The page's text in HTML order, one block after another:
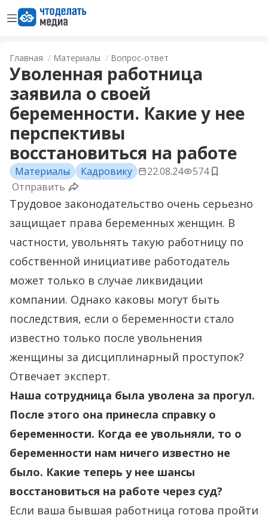
Открыть менюПерейти на главную страницу
Главная Материалы Вопрос-ответ
Уволенная работница
заявила о своей
беременности. Какие у нее
перспективы
восстановиться на работе
Материалы Кадровику 22.08.24 574 Добавить
Отправить
Трудовое законодательство очень серьезно
защищает права беременных женщин. В
частности, увольнять такую работницу по
собственной инициативе работодатель
может только в случае ликвидации
компании. Однако каковы могут быть
последствия, если о беременности стало
известно только после увольнения
женщины за дисциплинарный проступок?
Отвечает эксперт.
Наша сотрудница была уволена за прогул.
После этого она принесла справку о
беременности. Когда ее увольняли, то о
беременности нам ничего известно не
было. Какие теперь у нее шансы
восстановиться на работе через суд?
Если ваша бывшая работница готова пройти